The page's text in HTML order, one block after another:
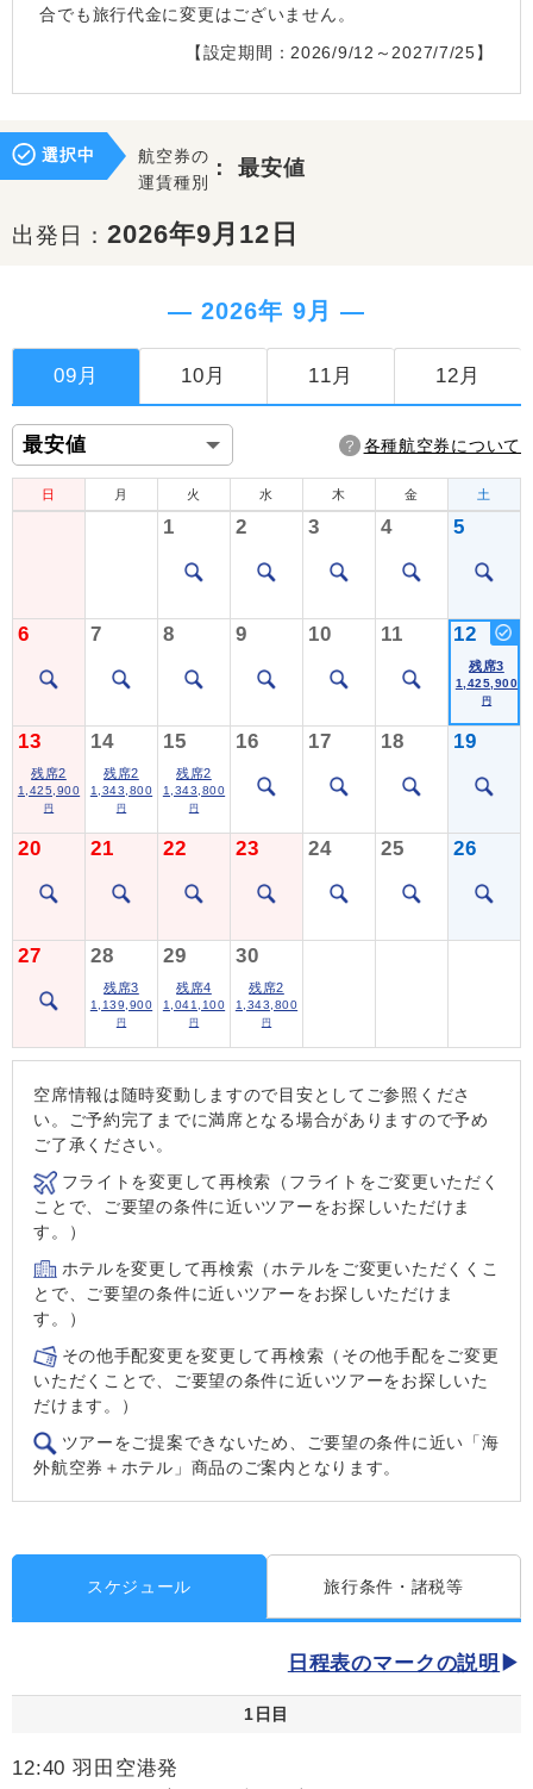
合でも旅行代金に変更はございません。
【設定期間：2026/9/12～2027/7/25】
選択中
航空券の
運賃種別
：最安値
出発日： 2026年9月12日
― 2026年 9月 ―
09月 10月 11月 12月
各種航空券について
日 月 火 水 木 金 土
1 2 3 4 5
6 7 8 9 10 11 12
残席3
1,425,900
円
13
残席2
1,425,900
円
14
残席2
1,343,800
円
15
残席2
1,343,800
円
16 17 18 19
20 21 22 23 24 25 26
27 28
残席3
1,139,900
円
29
残席4
1,041,100
円
30
残席2
1,343,800
円
空席情報は随時変動しますので目安としてご参照くださ
い。ご予約完了までに満席となる場合がありますので予め
ご了承ください。
フライトを変更して再検索（フライトをご変更いただく
ことで、ご要望の条件に近いツアーをお探しいただけま
す。）
ホテルを変更して再検索（ホテルをご変更いただくくこ
とで、ご要望の条件に近いツアーをお探しいただけま
す。）
その他手配変更を変更して再検索（その他手配をご変更
いただくことで、ご要望の条件に近いツアーをお探しいた
だけます。）
ツアーをご提案できないため、ご要望の条件に近い「海
外航空券＋ホテル」商品のご案内となります。
スケジュール 旅行条件・諸税等
日程表のマークの説明
1日目
12:40 羽田空港発